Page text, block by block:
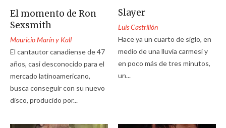
El momento de Ron
Sexsmith
Mauricio Marín y Kall
El cantautor canadiense de 47
años, casi desconocido para el
mercado latinoamericano,
busca conseguir con su nuevo
disco, producido por...
Slayer
Luis Castrillón
Hace ya un cuarto de siglo, en
medio de una lluvia carmesí y
en poco más de tres minutos,
un...